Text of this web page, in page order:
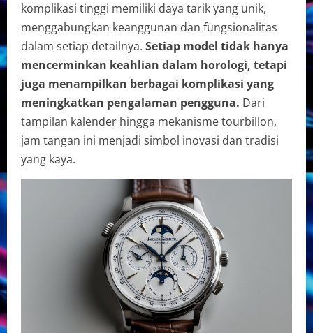
komplikasi tinggi memiliki daya tarik yang unik,
menggabungkan keanggunan dan fungsionalitas
dalam setiap detailnya. Setiap model tidak hanya
mencerminkan keahlian dalam horologi, tetapi
juga menampilkan berbagai komplikasi yang
meningkatkan pengalaman pengguna. Dari
tampilan kalender hingga mekanisme tourbillon,
jam tangan ini menjadi simbol inovasi dan tradisi
yang kaya.